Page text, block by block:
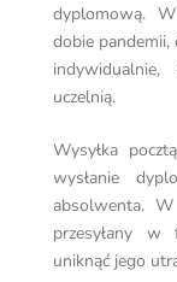
dyplomową.
dobie
uczelnią.
Wysyłka
wysłanie
absolwenta.
przesyłany w
uniknąć jego